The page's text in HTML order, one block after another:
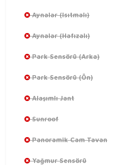
Aynalar (Isıtmalı)
Aynalar (Hafızalı)
Park Sensörü (Arka)
Park Sensörü (Ön)
Alaşımlı Jant
Sunroof
Panoramik Cam Tavan
Yağmur Sensörü